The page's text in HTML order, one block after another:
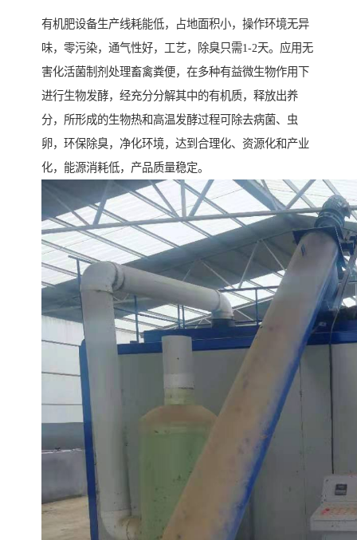
有机肥设备生产线耗能低，占地面积小，操作环境无异
味，零污染，通气性好，工艺，除臭只需1-2天。应用无
害化活菌制剂处理畜禽粪便，在多种有益微生物作用下
进行生物发酵，经充分分解其中的有机质，释放出养
分，所形成的生物热和高温发酵过程可除去病菌、虫
卵，环保除臭，净化环境，达到合理化、资源化和产业
化，能源消耗低，产品质量稳定。